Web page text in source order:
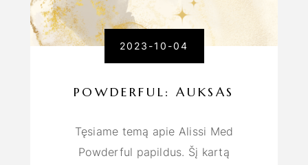
2023-10-04
POWDERFUL: AUKSAS
Tęsiame temą apie Alissi Med
Powderful papildus. Šį kartą